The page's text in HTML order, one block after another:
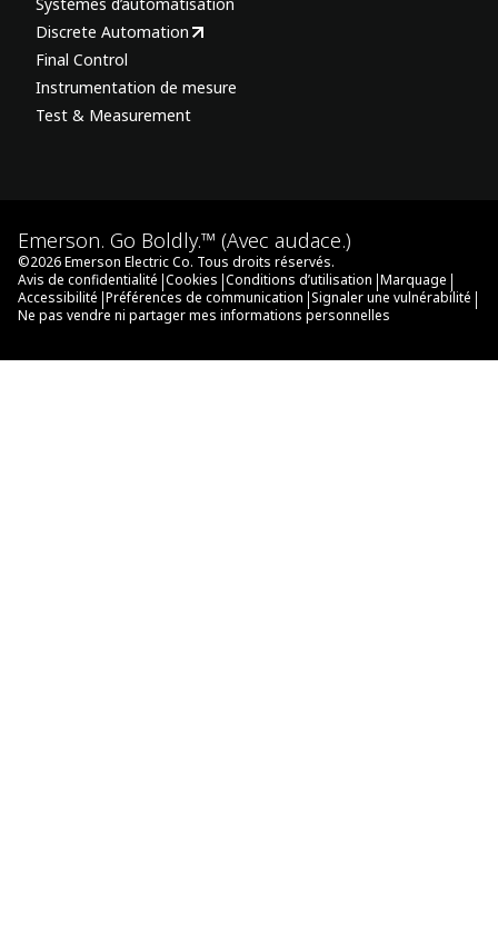
Discrete Automation
Final Control
Instrumentation de mesure
Test & Measurement
Emerson. Go Boldly.™ (Avec audace.)
©2026Emerson Electric Co. Tous droits réservés.
Avis de confidentialité |Cookies |Conditions d’utilisation |Marquage |
Accessibilité |Préférences de communication |Signaler une vulnérabilité |
Ne pas vendre ni partager mes informations personnelles